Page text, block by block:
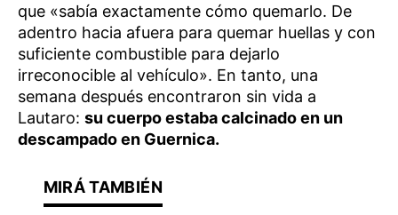
que «sabía exactamente cómo quemarlo. De
adentro hacia afuera para quemar huellas y con
suficiente combustible para dejarlo
irreconocible al vehículo». En tanto, una
semana después encontraron sin vida a
Lautaro: su cuerpo estaba calcinado en un
descampado en Guernica.